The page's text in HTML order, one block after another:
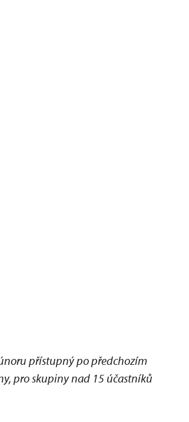
přístupný po předchozím
pro skupiny nad 15 účastníků